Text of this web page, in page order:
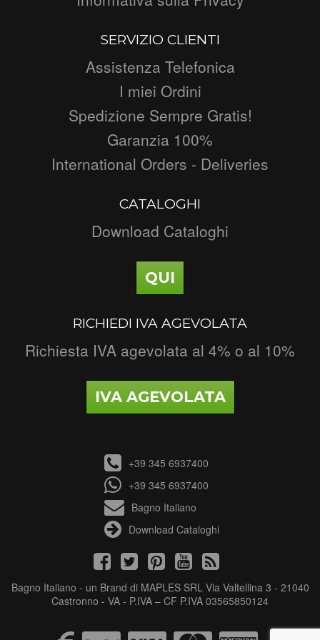
SERVIZIO CLIENTI
Assistenza Telefonica
I miei Ordini
Spedizione Sempre Gratis!
Garanzia 100%
International Orders - Deliveries
CATALOGHI
Download Cataloghi
QUI
RICHIEDI IVA AGEVOLATA
Richiesta IVA agevolata al 4% o al 10%
IVA AGEVOLATA
+39 345 6937400
+39 345 6937400
Bagno Italiano
Download Cataloghi
Bagno Italiano - un Brand di MAPLES SRL Via Valtellina 3 - 21040
Castronno - VA - P.IVA – CF P.IVA 03565850124